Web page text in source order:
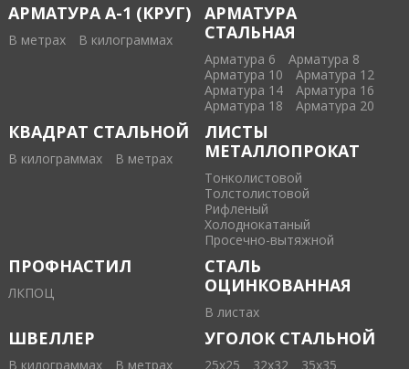
АРМАТУРА А-1 (КРУГ)
В метрах В килограммах
АРМАТУРА
СТАЛЬНАЯ
Арматура 6
Арматура 8
Арматура 10
Арматура 12
Арматура 14
Арматура 16
Арматура 18
Арматура 20
КВАДРАТ СТАЛЬНОЙ
В килограммах В метрах
ЛИСТЫ
МЕТАЛЛОПРОКАТ
Тонколистовой
Толстолистовой
Рифленый
Холоднокатаный
Проcечно-вытяжной
ПРОФНАСТИЛ
ЛКПОЦ
СТАЛЬ
ОЦИНКОВАННАЯ
В листах
ШВЕЛЛЕР
В килограммах В метрах
УГОЛОК СТАЛЬНОЙ
25х25 32х32 35х35